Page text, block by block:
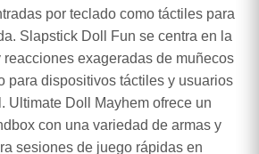
por teclado como táctiles para
Slapstick Doll Fun se centra en la
exageradas de muñecos
para dispositivos táctiles y usuarios
Ultimate Doll Mayhem ofrece un
con una variedad de armas y
sesiones de juego rápidas en